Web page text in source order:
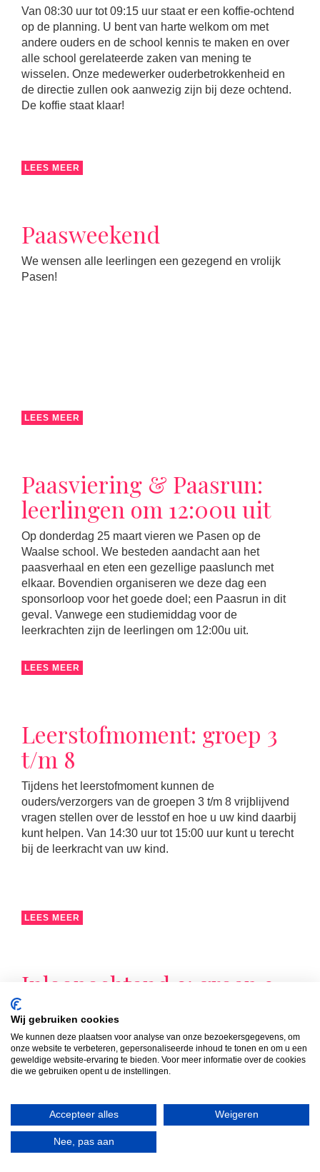
Van 08:30 uur tot 09:15 uur staat er een koffie-ochtend
op de planning. U bent van harte welkom om met
andere ouders en de school kennis te maken en over
alle school gerelateerde zaken van mening te
wisselen. Onze medewerker ouderbetrokkenheid en
de directie zullen ook aanwezig zijn bij deze ochtend.
De koffie staat klaar!
LEES MEER
Paasweekend
We wensen alle leerlingen een gezegend en vrolijk
Pasen!
LEES MEER
Paasviering & Paasrun:
leerlingen om 12:00u uit
Op donderdag 25 maart vieren we Pasen op de
Waalse school. We besteden aandacht aan het
paasverhaal en eten een gezellige paaslunch met
elkaar. Bovendien organiseren we deze dag een
sponsorloop voor het goede doel; een Paasrun in dit
geval. Vanwege een studiemiddag voor de
leerkrachten zijn de leerlingen om 12:00u uit.
LEES MEER
Leerstofmoment: groep 3
t/m 8
Tijdens het leerstofmoment kunnen de
ouders/verzorgers van de groepen 3 t/m 8 vrijblijvend
vragen stellen over de lesstof en hoe u uw kind daarbij
kunt helpen. Van 14:30 uur tot 15:00 uur kunt u terecht
bij de leerkracht van uw kind.
LEES MEER
Inloopochtend 2: groep 3
t/m 8
Van 08:30 uur tot 09:15 uur zijn de ouders/verzorgers
van de groepen 3 t/m 8 van harte welkom in de groep
van hun kind(eren). Die ochtend volgt u samen met uw
Wij gebruiken cookies
We kunnen deze plaatsen voor analyse van onze bezoekersgegevens, om
onze website te verbeteren, gepersonaliseerde inhoud te tonen en om u een
geweldige website-ervaring te bieden. Voor meer informatie over de cookies
die we gebruiken opent u de instellingen.
Accepteer alles Weigeren
Nee, pas aan